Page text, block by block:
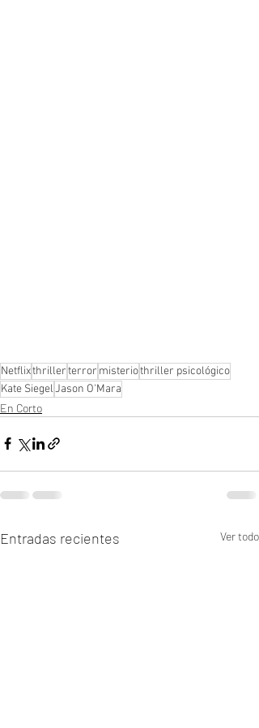
Netflixthrillerterror misteriothriller psicológico
Kate SiegelJason O'Mara
En Corto
Entradas recientes Ver todo